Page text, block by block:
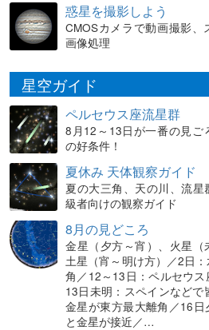
惑星を撮影しよう
CMOSカメラで動画撮影、
画像処理
星空ガイド
ペルセウス座流星群
8月12～13日が一番の見ご
の好条件！
夏休み 天体観察ガイド
夏の大三角、天の川、流星
級者向けの観察ガイド
8月の見どころ
金星（夕方～宵）、火星（
土星（宵～明け方）／2日
角／12～13日：ペルセウス
13日未明：スペインなどで
金星が東方最大離角／16日
と金星が接近／…